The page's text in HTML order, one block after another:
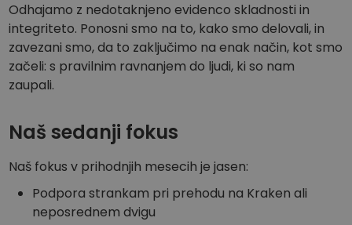
Odhajamo z nedotaknjeno evidenco skladnosti in
integriteto. Ponosni smo na to, kako smo delovali, in
zavezani smo, da to zaključimo na enak način, kot smo
začeli: s pravilnim ravnanjem do ljudi, ki so nam
zaupali.
Naš sedanji fokus
Naš fokus v prihodnjih mesecih je jasen:
Podpora strankam pri prehodu na Kraken ali
neposrednem dvigu